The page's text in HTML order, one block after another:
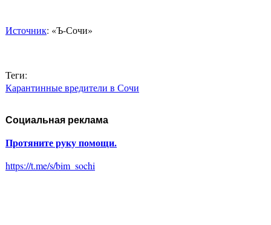
Источник: «Ъ-Сочи»
Теги:
Карантинные вредители в Сочи
Социальная реклама
Протяните руку помощи.
https://t.me/s/bim_sochi